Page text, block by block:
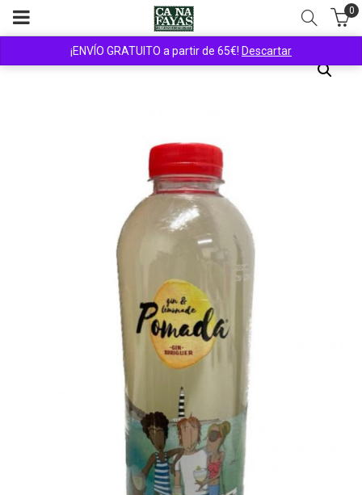
¡ENVÍO GRATUITO a partir de 65€! Descartar
0